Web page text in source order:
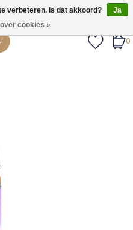
vanaf €55.
0
verbeteren. Is dat akkoord?
Ja
cookies »